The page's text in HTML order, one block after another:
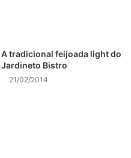
Maravilhas Árabes
A tradicional feijoada light do
Jardineto Bistro
21/02/2014